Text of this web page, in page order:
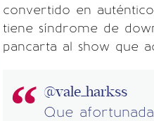
convertido en
tiene síndrome de
pancarta al show que
@vale_harkss
Que